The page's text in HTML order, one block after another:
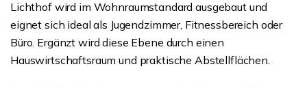
Lichthof wird im Wohnraumstandard ausgebaut und
eignet sich ideal als Jugendzimmer, Fitnessbereich oder
Büro. Ergänzt wird diese Ebene durch einen
Hauswirtschaftsraum und praktische Abstellflächen.